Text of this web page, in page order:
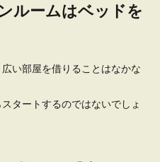
女性が洗濯機を買う場合、容量はど
でインフルエンザを防ぐ病
ルームはベッドを
い部屋を借りることはなかな
タートするのではないでしょ